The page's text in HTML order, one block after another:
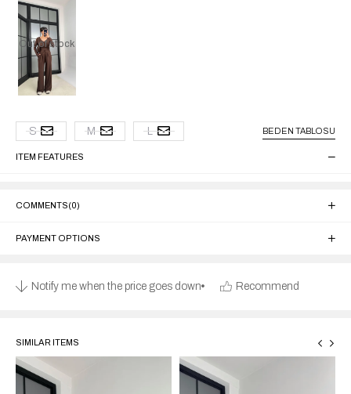
Out of stock
S M L BEDEN TABLOSU
ITEM FEATURES
COMMENTS(0)
PAYMENT OPTIONS
Notify me when the price goes down Recommend
SIMILAR ITEMS